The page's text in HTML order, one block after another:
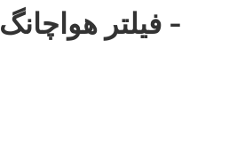
- فیلتر هواچانگ